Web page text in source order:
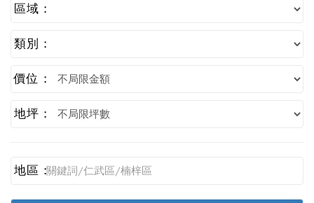
區域 :
類別 :
價位 :
地坪 :
地區 :